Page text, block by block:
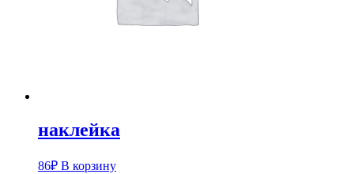
наклейка
86₽ В корзину